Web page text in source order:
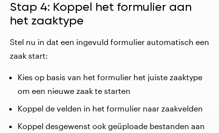
Stap 4: Koppel het formulier aan
het zaaktype
Stel nu in dat een ingevuld formulier automatisch een
zaak start:
Kies op basis van het formulier het juiste zaaktype
om een nieuwe zaak te starten
Koppel de velden in het formulier naar zaakvelden
Koppel desgewenst ook geüploade bestanden aan